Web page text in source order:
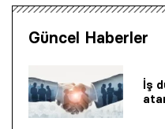
Güncel Haberler
İş